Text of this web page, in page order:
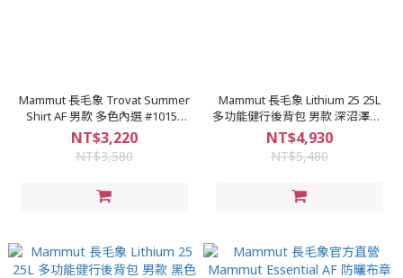
Mammut 長毛象 Trovat Summer
Shirt AF 男款 多色內選 #1015-
01590
NT$3,220
NT$3,580
Mammut 長毛象 Lithium 25 25L
多功能健行後背包 男款 深沼澤綠/
黑 #2530-03452
NT$4,930
NT$5,480